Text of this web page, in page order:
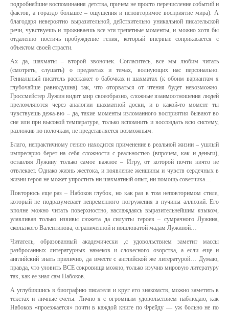
подробнейшие воспоминания детства, причем не просто перечисление событий и
фактов, а гораздо большее – ощущения и неповторимое восприятие мира). А
благодаря невероятно выразительной, действительно уникальной писательской
речи, чувствуешь и проживаешь все эти трепетные моменты, и можно хотя бы
отдаленно постичь пробуждение гения, который впервые соприкасается с
объектом своей страсти.
Ах да, шахматы – второй звоночек. Согласитесь, все мы любим читать
(смотреть, слушать) о предметах и темах, волнующих нас персонально.
Гениальный писатель расскажет о бабочках и шахматах (к обоим вариантам я
глубочайше равнодушна) так, что оторваться от чтения будет невозможно.
Гроссмейстер Лужин видит мир своеобразно, сложные взаимоотношения людей
преломляются через аналогии шахматной доски, и в какой-то момент ты
чувствуешь дежа-вю – да, такие моменты изломанного восприятия бывают во
сне или при высокой температуре, только вспомнить и воссоздать всю систему,
разложив по полочкам, не представляется возможным.
Благо, непрактичному гению находится применение в реальной жизни – ушлый
импресарио берет на себя сложности с реальностью (впрочем, как и деньги),
оставляя Лужину только самое важное – Игру, от которой почти ничто не
отвлекает. Однако жизнь жестока, и появление женщины и чувств сердечных в
жизни героя не может упростить ни шахматный опыт, ни помощь советчика…
Повторюсь еще раз – Набоков глубок, но как раз в том неповторимом стиле,
который не подразумевает непременного погружения в пучины аллюзий. Его
вполне можно читать поверхностно, наслаждаясь выразительнейшим языком,
улавливая только извивы сюжета да силуэты героев – сумрачного Лужина,
скользкого Валентинова, ограниченной и пошловатой мадам Лужиной…
Читатель, образованный академически ,с удовольствием заметит массы
разбросанных литературных намеков и словесного озорства, а если еще и
английский знать прилично, да вместе с английской же литературой… Думаю,
правда, что уловить ВСЕ сокровища можно, только изучив мировую литературу
так, как ее знал сам Набоков.
А углубившись в биографию писателя и круг его знакомств, можно заметить в
текстах и личные счеты. Лично я с огромным удовольствием наблюдаю, как
Набоков «проезжается» почти в каждой книге по Фрейду — уж больно не по